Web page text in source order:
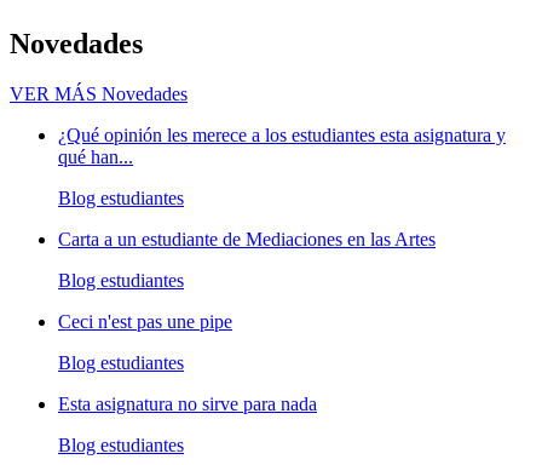
Novedades
VER MÁS Novedades
¿Qué opinión les merece a los estudiantes esta asignatura y
qué han...
Blog estudiantes
Carta a un estudiante de Mediaciones en las Artes
Blog estudiantes
Ceci n'est pas une pipe
Blog estudiantes
Esta asignatura no sirve para nada
Blog estudiantes